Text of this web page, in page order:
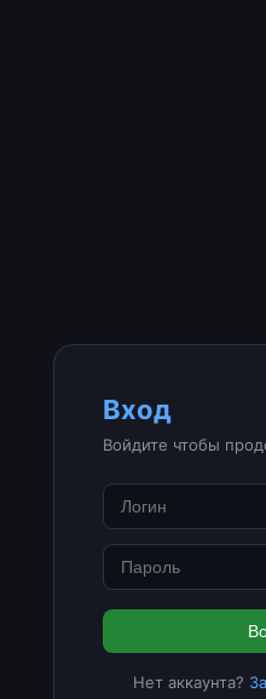
Вход
Войдите чтобы
Нет аккаунта?